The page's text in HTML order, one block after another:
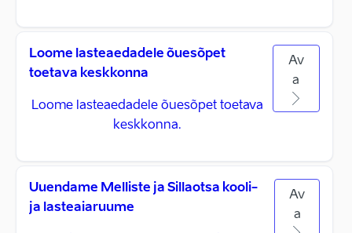
Loome lasteaedadele õuesõpet
toetava keskkonna
Loome lasteaedadele õuesõpet toetava
keskkonna.
Av
a
Uuendame Melliste ja Sillaotsa kooli-
ja lasteaiaruume
Av
a